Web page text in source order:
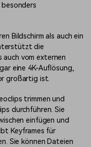
Bildschirm als auch ein
die
auch vom externen
eine 4K-Auflösung,
großartig ist.
trimmen und
durchführen. Sie
einfügen und
Keyframes für
Sie können Dateien